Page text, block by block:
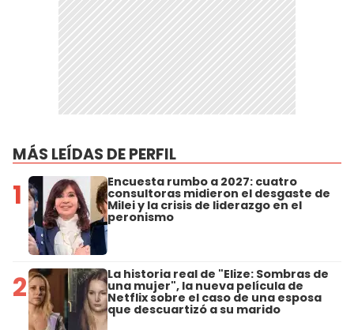
MÁS LEÍDAS DE PERFIL
1 Encuesta rumbo a 2027: cuatro
consultoras midieron el desgaste de
Milei y la crisis de liderazgo en el
peronismo
2 La historia real de "Elize: Sombras de
una mujer", la nueva película de
Netflix sobre el caso de una esposa
que descuartizó a su marido